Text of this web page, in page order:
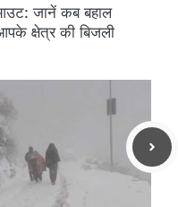
जानें कब बहाल
क्षेत्र की बिजली